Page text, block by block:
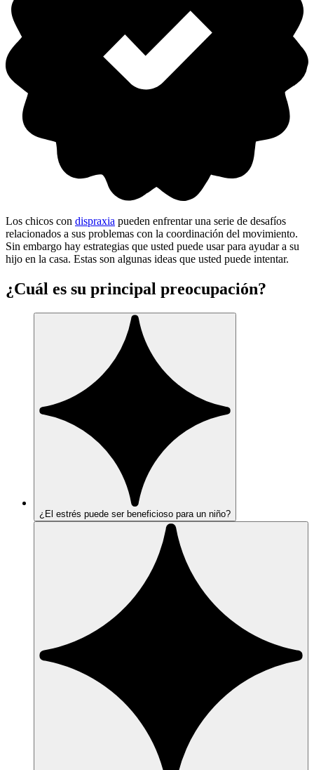
Los chicos con dispraxia pueden enfrentar una serie de desafíos
relacionados a sus problemas con la coordinación del movimiento.
Sin embargo hay estrategias que usted puede usar para ayudar a su
hijo en la casa. Estas son algunas ideas que usted puede intentar.
¿Cuál es su principal preocupación?
¿El estrés puede ser beneficioso para un niño?